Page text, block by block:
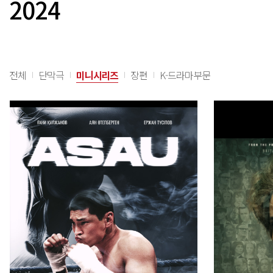
2024
전체 단막극 미니시리즈 장편 K-드라마부문